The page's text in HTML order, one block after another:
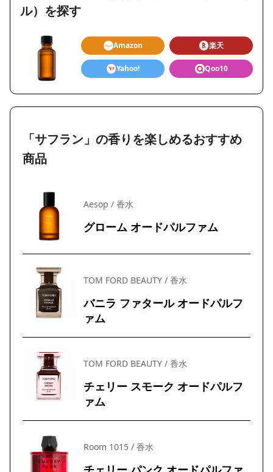
ル）を探す
Amazon 楽天
Yahoo! Qoo10
「サフラン」の香りを楽しめるおすすめ
商品
Aesop / 香水
グローム オードパルファム
TOM FORD BEAUTY / 香水
バニラ ファタール オードパルフ
ァム
TOM FORD BEAUTY / 香水
チェリー スモーク オードパルフ
ァム
Room 1015 / 香水